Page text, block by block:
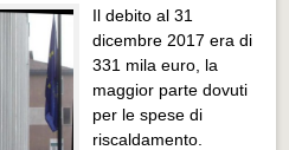
Il debito al 31
dicembre 2017 era di
331 mila euro, la
maggior parte dovuti
per le spese di
riscaldamento.